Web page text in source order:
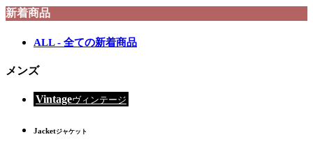
新着商品
ALL - 全ての新着商品
メンズ
Vintageヴィンテージ
Jacketジャケット